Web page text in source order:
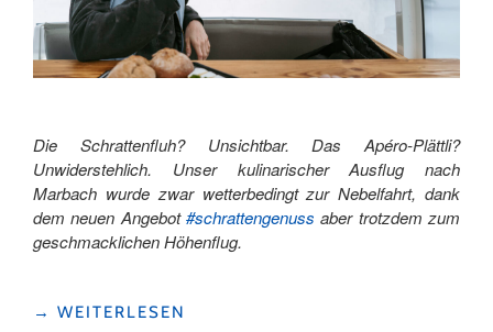
Die Schrattenfluh? Unsichtbar. Das Apéro-Plättli?
Unwiderstehlich. Unser kulinarischer Ausflug nach
Marbach wurde zwar wetterbedingt zur Nebelfahrt, dank
dem neuen Angebot#schrattengenuss aber trotzdem zum
geschmacklichen Höhenflug.
"#SCHRATTENGENUSS
→ WEITERLESEN